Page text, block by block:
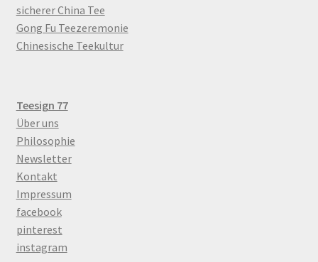
sicherer China Tee
Gong Fu Teezeremonie
Chinesische Teekultur
Teesign 77
Über uns
Philosophie
Newsletter
Kontakt
Impressum
facebook
pinterest
instagram